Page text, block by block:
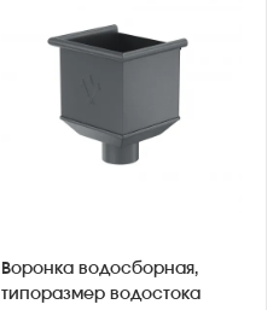
Воронка водосборная,
типоразмер водостока